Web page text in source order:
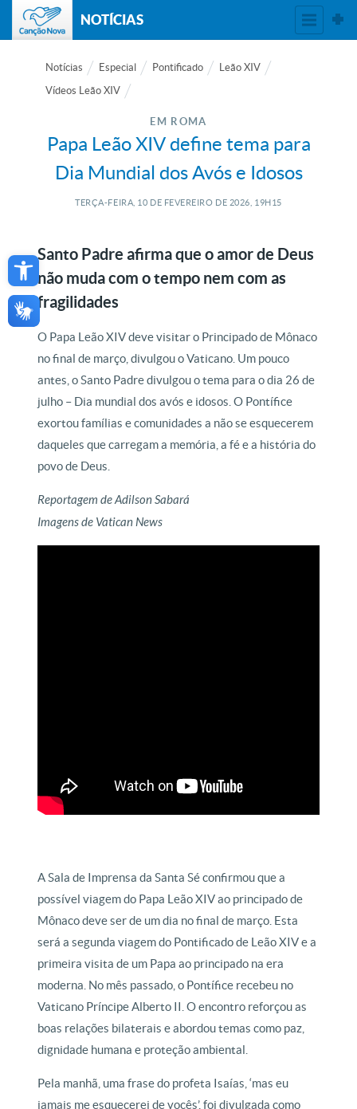
Open toolbar
NOTÍCIAS
Notícias Especial Pontificado
Leão XIV
Vídeos Leão XIV
EM ROMA
Papa Leão XIV define tema para
Dia Mundial dos Avós e Idosos
TERÇA-FEIRA, 10 DE FEVEREIRO DE 2026, 19H15
Santo Padre afirma que o amor de Deus
não muda com o tempo nem com as
fragilidades
O Papa Leão XIV deve visitar o Principado de Mônaco
no final de março, divulgou o Vaticano. Um pouco
antes, o Santo Padre divulgou o tema para o dia 26 de
julho – Dia mundial dos avós e idosos. O Pontífice
exortou famílias e comunidades a não se esquecerem
daqueles que carregam a memória, a fé e a história do
povo de Deus.
Reportagem de Adilson Sabará
Imagens de Vatican News
A Sala de Imprensa da Santa Sé confirmou que a
possível viagem do Papa Leão XIV ao principado de
Mônaco deve ser de um dia no final de março. Esta
será a segunda viagem do Pontificado de Leão XIV e a
primeira visita de um Papa ao principado na era
moderna. No mês passado, o Pontífice recebeu no
Vaticano Príncipe Alberto II. O encontro reforçou as
boas relações bilaterais e abordou temas como paz,
dignidade humana e proteção ambiental.
Pela manhã, uma frase do profeta Isaías, ‘mas eu
jamais me esquecerei de vocês’, foi divulgada como